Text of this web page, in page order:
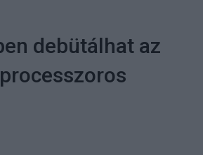
debütálhat az